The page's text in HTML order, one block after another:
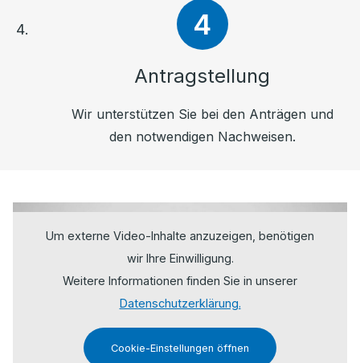
Antragstellung
Wir unterstützen Sie bei den Anträgen und
den notwendigen Nachweisen.
Um externe Video-Inhalte anzuzeigen, benötigen
wir Ihre Einwilligung.
Weitere Informationen finden Sie in unserer
Datenschutzerklärung.
Cookie-Einstellungen öffnen